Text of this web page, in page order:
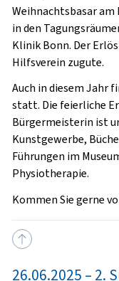
Weihnachtsbasar am
in den
Klinik Bonn. Der
Hilfsverein zugute.
Auch in diesem Jahr
statt. Die feierliche
Bürgermeisterin ist
Kunstgewerbe,
Führungen im
Physiotherapie.
Kommen Sie gerne
26.06.2025 – 2.